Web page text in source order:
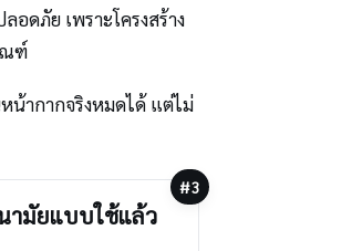
ดภัย เพราะโครงสร้าง
ณฑ์
น้ากากจริงหมดได้ แต่ไม่
#3
ามัยแบบใช้แล้ว